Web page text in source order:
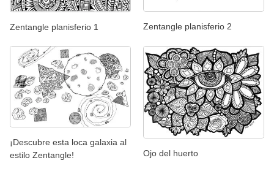
Zentangle planisferio 1 Zentangle planisferio 2
¡Descubre esta loca galaxia al
estilo Zentangle!
Ojo del huerto